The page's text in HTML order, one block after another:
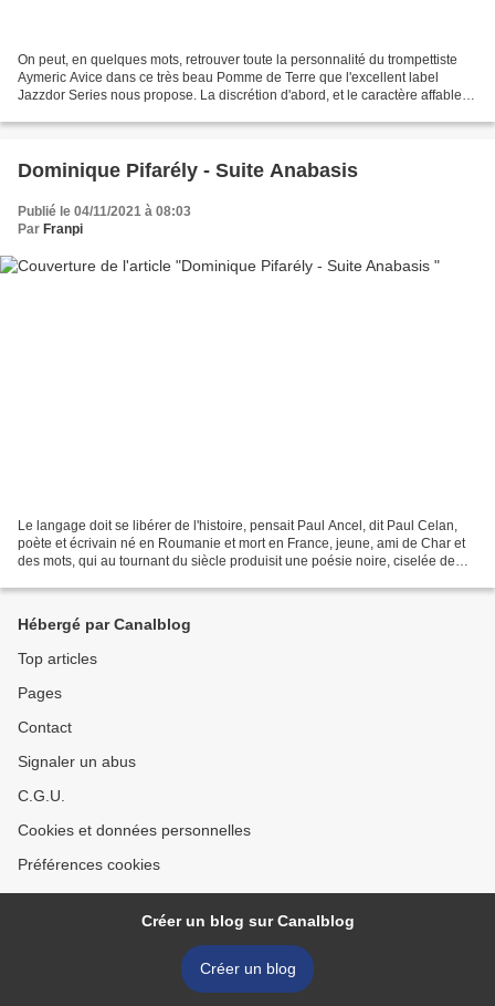
On peut, en quelques mots, retrouver toute la personnalité du trompettiste
Aymeric Avice dans ce très beau Pomme de Terre que l'excellent label
Jazzdor Series nous propose. La discrétion d'abord, et le caractère affable.
Dominique Pifarély - Suite Anabasis
Publié le 04/11/2021 à 08:03
Par Franpi
Le langage doit se libérer de l'histoire, pensait Paul Ancel, dit Paul Celan,
poète et écrivain né en Roumanie et mort en France, jeune, ami de Char et
des mots, qui au tournant du siècle produisit une poésie noire, ciselée de
Hébergé par Canalblog
Top articles
Pages
Contact
Signaler un abus
C.G.U.
Cookies et données personnelles
Préférences cookies
Créer un blog sur Canalblog
Créer un blog